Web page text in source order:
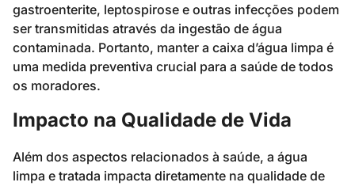
gastroenterite, leptospirose e outras infecções podem
ser transmitidas através da ingestão de água
contaminada. Portanto, manter a caixa d’água limpa é
uma medida preventiva crucial para a saúde de todos
os moradores.
Impacto na Qualidade de Vida
Além dos aspectos relacionados à saúde, a água
limpa e tratada impacta diretamente na qualidade de